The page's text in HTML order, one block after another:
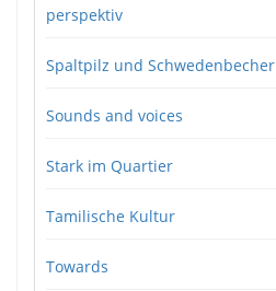
perspektiv
Spaltpilz und Schwedenbecher
Sounds and voices
Stark im Quartier
Tamilische Kultur
Towards